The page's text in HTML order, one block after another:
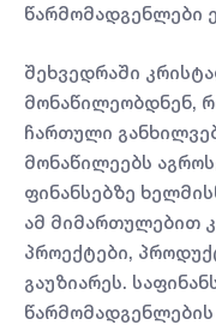
წარმომადგენლები
შეხვედრაში
მონაწილეობდნენ,
ჩართული
მონაწილეებს
ფინანსებზე
ამ მიმართულებით
პროექტები,
გაუზიარეს.